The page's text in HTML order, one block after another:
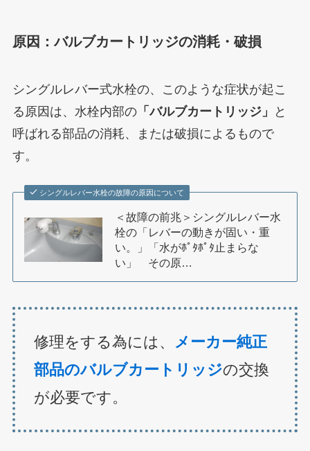
原因：バルブカートリッジの消耗・破損
シングルレバー式水栓の、このような症状が起こ
る原因は、水栓内部の「バルブカートリッジ」
と
呼ばれる部品の消耗、または破損によるもので
す。
シングルレバー水栓の故障の原因について
＜故障の前兆＞シングルレバー水
栓の「レバーの動きが固い・重
い。」「水がﾎﾟﾀﾎﾟﾀ止まらな
い」 その原…
修理をする為には、
メーカー純正
部品のバルブカートリッジの交換
が必要です。